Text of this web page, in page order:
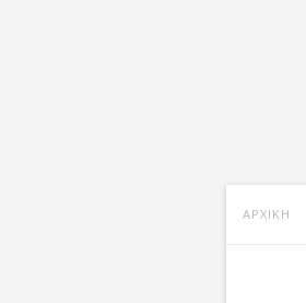
ΑΡΧΙΚΗ